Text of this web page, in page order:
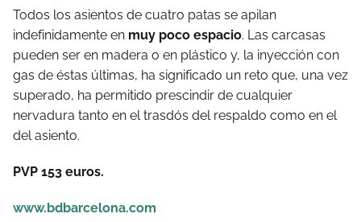
Todos los asientos de cuatro patas se apilan
indefinidamente en muy poco espacio. Las carcasas
pueden ser en madera o en plástico y, la inyección con
gas de éstas últimas, ha significado un reto que, una vez
superado, ha permitido prescindir de cualquier
nervadura tanto en el trasdós del respaldo como en el
del asiento.
PVP 153 euros.
www.bdbarcelona.com